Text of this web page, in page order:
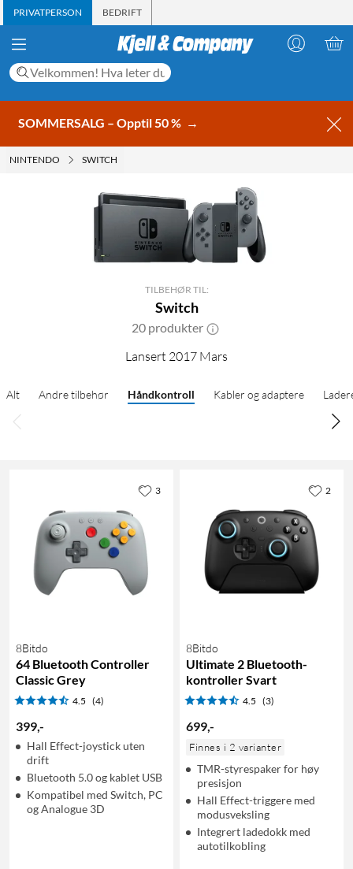
PRIVATPERSON BEDRIFT
SOMMERSALG – Opptil 50 % →
NINTENDO SWITCH
TILBEHØR TIL:
Switch
20 produkter
Lansert 2017 Mars
Alt Andre tilbehør Håndkontroll Kabler og adaptere
8Bitdo
64 Bluetooth Controller
Classic Grey
4.5 (4)
399,-
Hall Effect-joystick uten
drift
Bluetooth 5.0 og kablet USB
Kompatibel med Switch, PC
og Analogue 3D
3
8Bitdo
Ultimate 2 Bluetooth-
kontroller Svart
4.5 (3)
699,-
Finnes i 2 varianter
TMR-styrespaker for høy
presisjon
Hall Effect-triggere med
modusveksling
Integrert ladedokk med
autotilkobling
2